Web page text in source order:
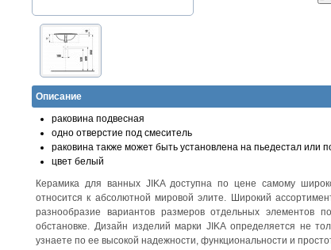
Описание
раковина подвесная
одно отверстие под смеситель
раковина также может быть установлена на пьедестал или
цвет белый
Керамика для ванных JIKA доступна по цене самому
относится к абсолютной мировой элите. Широкий
разнообразие вариантов размеров отдельных элементов
обстановке. Дизайн изделий марки JIKA определяется не
узнаете по ее высокой надежности, функциональности и